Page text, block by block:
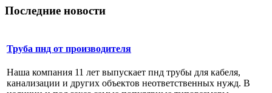
Последние новости
Труба пнд от производителя
Наша компания 11 лет выпускает пнд трубы для кабеля,
канализации и других объектов неответственных нужд. В